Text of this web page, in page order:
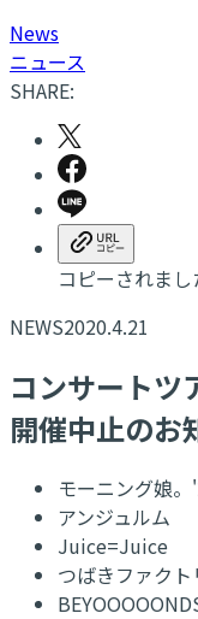
News
ニュース
SHARE:
コピーされまし
NEWS2020.4.21
コンサートツ
開催中止のお
モーニング娘。
アンジュルム
Juice=Juice
つばきファクト